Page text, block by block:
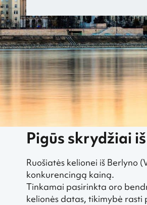
„Greitai.lt“ Pigūs skrydžiai Pigūs
Pigūs skrydžiai
Ruošiatės kelionei iš
konkurencingą kainą.
Tinkamai pasirinkta oro
kelionės datas, tikimybė